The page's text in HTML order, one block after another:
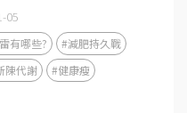
05
有哪些?
#減肥持久戰
陳代謝
#健康瘦